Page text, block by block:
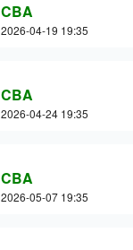
CBA
2026-04-19 19:35
CBA
2026-04-24 19:35
CBA
2026-05-07 19:35